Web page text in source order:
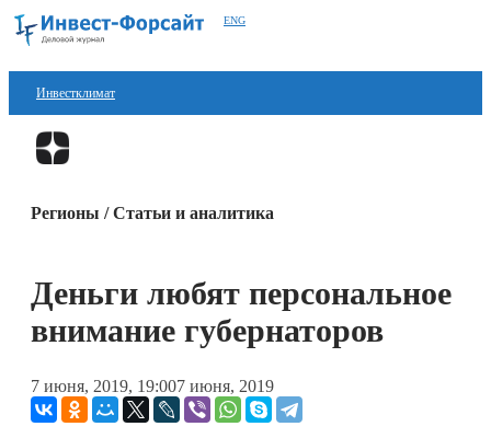
ENG
Инвестклимат
Финансы
Технологии
Книги
Регионы / Статьи и аналитика
Деньги любят персональное
внимание губернаторов
7 июня, 2019, 19:007 июня, 2019